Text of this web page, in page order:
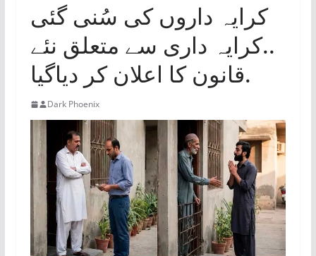
کرایہ داروں کی سُنی گئی
..کرایہ داری سے متعلق نئے
قانون کا اعلان کر دیاگیا.
Dark Phoenix